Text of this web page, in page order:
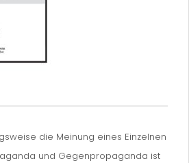
die Meinung eines Einzelnen
und Gegenpropaganda ist